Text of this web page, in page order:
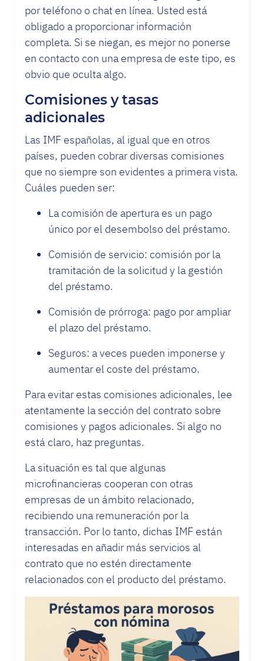
por teléfono o chat en línea. Usted está
obligado a proporcionar información
completa. Si se niegan, es mejor no ponerse
en contacto con una empresa de este tipo, es
obvio que oculta algo.
Comisiones y tasas
adicionales
Las IMF españolas, al igual que en otros
países, pueden cobrar diversas comisiones
que no siempre son evidentes a primera vista.
Cuáles pueden ser:
La comisión de apertura es un pago
único por el desembolso del préstamo.
Comisión de servicio: comisión por la
tramitación de la solicitud y la gestión
del préstamo.
Comisión de prórroga: pago por ampliar
el plazo del préstamo.
Seguros: a veces pueden imponerse y
aumentar el coste del préstamo.
Para evitar estas comisiones adicionales, lee
atentamente la sección del contrato sobre
comisiones y pagos adicionales. Si algo no
está claro, haz preguntas.
La situación es tal que algunas
microfinancieras cooperan con otras
empresas de un ámbito relacionado,
recibiendo una remuneración por la
transacción. Por lo tanto, dichas IMF están
interesadas en añadir más servicios al
contrato que no estén directamente
relacionados con el producto del préstamo.